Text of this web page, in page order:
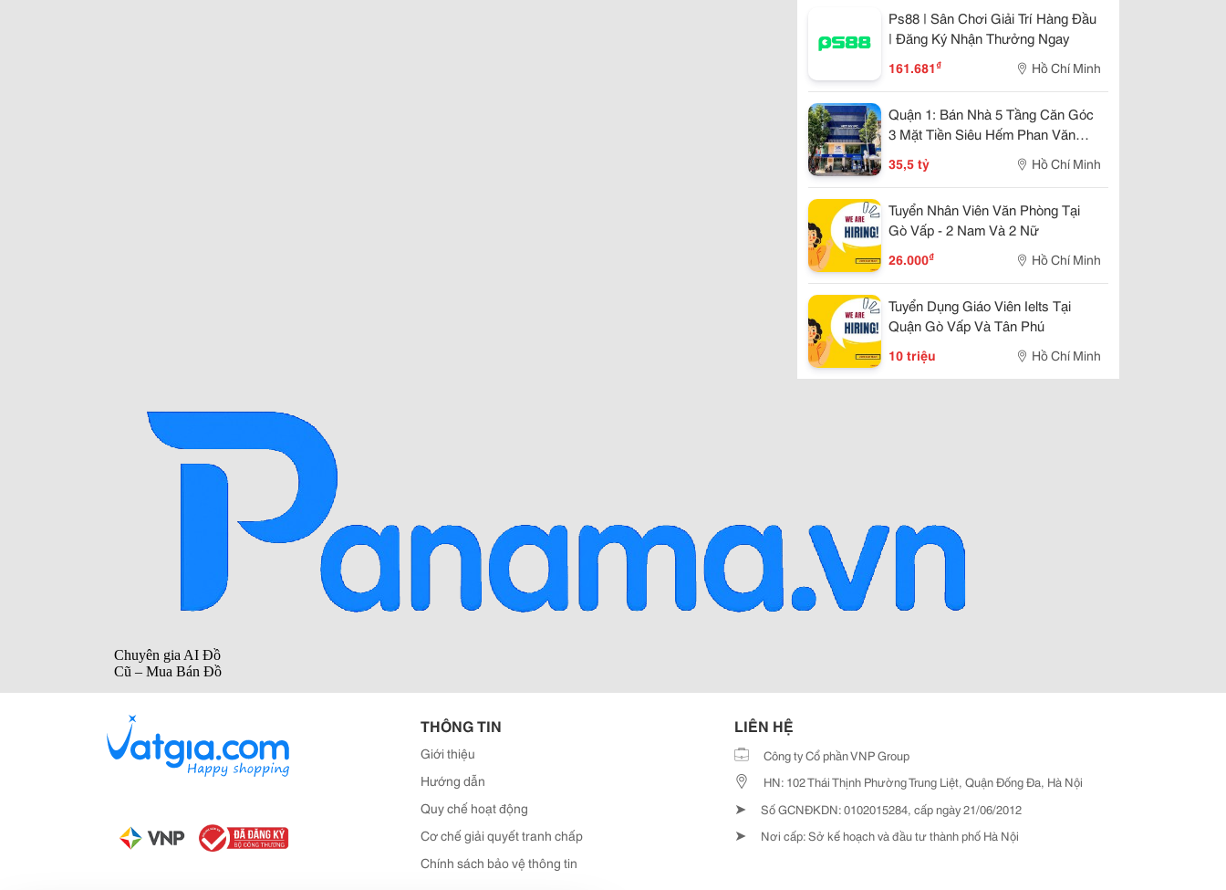
Ps88 | Sân Chơi Giải Trí Hàng Đầu
| Đăng Ký Nhận Thưởng Ngay
161.681₫ Hồ Chí Minh
Quận 1: Bán Nhà 5 Tầng Căn Góc
3 Mặt Tiền Siêu Hếm Phan Văn
Trường, P.cầu Ông Lãnh- Dt
13M*4M- Chính Chủ Chào Giá Tốt
35,5 tỷ Hồ Chí Minh
Tuyển Nhân Viên Văn Phòng Tại
Gò Vấp - 2 Nam Và 2 Nữ
26.000₫ Hồ Chí Minh
Tuyển Dụng Giáo Viên Ielts Tại
Quận Gò Vấp Và Tân Phú
10 triệu Hồ Chí Minh
THÔNG TIN
Giới thiệu
Hướng dẫn
Quy chế hoạt động
Cơ chế giải quyết tranh chấp
Chính sách bảo vệ thông tin
LIÊN HỆ
Công ty Cổ phần VNP Group
HN: 102 Thái Thịnh Phường Trung Liệt, Quận Đống Đa, Hà Nội
➤ Số GCNĐKDN: 0102015284, cấp ngày 21/06/2012
➤ Nơi cấp: Sở kế hoạch và đầu tư thành phố Hà Nội